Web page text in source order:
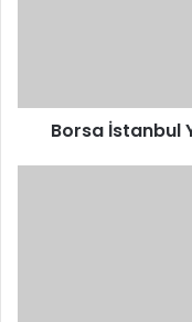
Borsa İstanbul